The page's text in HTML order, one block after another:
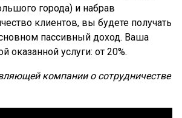
города) и набрав
клиентов, вы будете получать
пассивный доход. Ваша
оказанной услуги: от 20%.
компании о сотрудничестве